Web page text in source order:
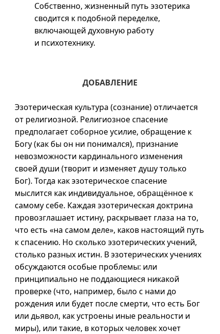
Собственно, жизненный путь эзотерика
сводится к подобной переделке,
включающей духовную работу
и психотехнику.
ДОБАВЛЕНИЕ
Эзотерическая культура (сознание) отличается
от религиозной. Религиозное спасение
предполагает соборное усилие, обращение к
Богу (как бы он ни понимался), признание
невозможности кардинального изменения
своей души (творит и изменяет душу только
Бог). Тогда как эзотерическое спасение
мыслится как индивидуальное, обращённое к
самому себе. Каждая эзотерическая доктрина
провозглашает истину, раскрывает глаза на то,
что есть «на самом деле», каков настоящий путь
к спасению. Но сколько эзотерических учений,
столько разных истин. В эзотерических учениях
обсуждаются особые проблемы: или
принципиально не поддающиеся никакой
проверке (что, например, было с нами до
рождения или будет после смерти, что есть Бог
или дьявол, как устроены иные реальности и
миры), или такие, в которых человек хочет